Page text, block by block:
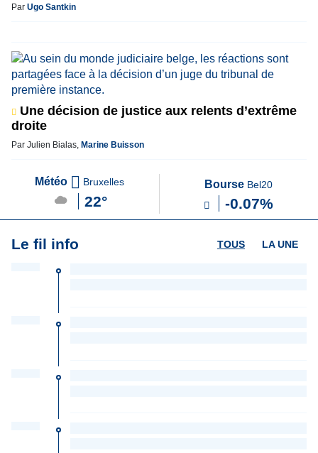
Par Ugo Santkin
Une décision de justice aux relents d’extrême
droite
Par Julien Bialas, Marine Buisson
Météo Bruxelles
22°
Bourse Bel20
-0.07%
Le fil info LA UNE
TOUS